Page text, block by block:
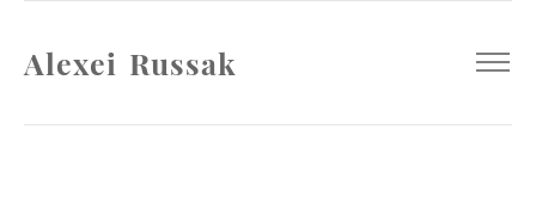
Alexei Russak